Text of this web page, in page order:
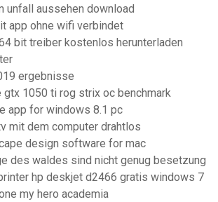
unfall aussehen download
app ohne wifi verbindet
bit treiber kostenlos herunterladen
ergebnisse
1050 ti rog strix oc benchmark
app for windows 8.1 pc
mit dem computer drahtlos
design software for mac
des waldes sind nicht genug besetzung
hp deskjet d2466 gratis windows 7
my hero academia